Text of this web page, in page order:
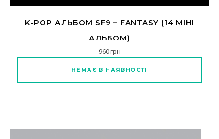
K-POP АЛЬБОМ SF9 – FANTASY (14 МІНІ
АЛЬБОМ)
960грн
НЕМАЄ В НАЯВНОСТІ